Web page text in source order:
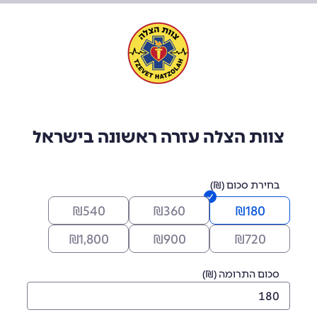
צוות הצלה עזרה ראשונה בישראל
בחירת סכום (₪)
180
₪
360
₪
540
₪
720
₪
900
₪
1,800
₪
סכום התרומה (₪)